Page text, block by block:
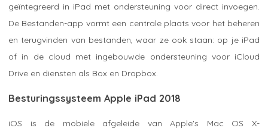
geïntegreerd in iPad met ondersteuning voor direct invoegen.
De Bestanden-app vormt een centrale plaats voor het beheren
en terugvinden van bestanden, waar ze ook staan: op je iPad
of in de cloud met ingebouwde ondersteuning voor iCloud
Drive en diensten als Box en Dropbox.
Besturingssysteem Apple iPad 2018
iOS is de mobiele afgeleide van Apple's Mac OS X-